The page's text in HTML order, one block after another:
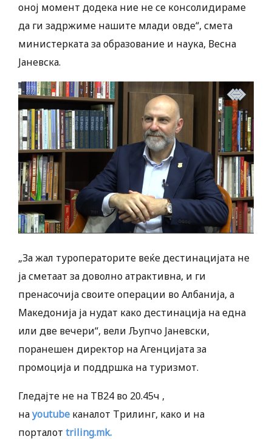
оној момент додека ние не се консолидираме
да ги задржиме нашите млади овде“, смета
министерката за образование и наука, Весна
Јаневска.
„За жал туроператорите веќе дестинацијата не
ја сметаат за доволно атрактивна, и ги
пренасочија своите операции во Албанија, а
Македонија ја нудат како дестинација на една
или две вечери“, вели Љупчо Јаневски,
поранешен директор на Агенцијата за
промоција и поддршка на туризмот.
Гледајте не на ТВ24 во 20.45ч ,
наyoutube каналот Трилинг, како и на
порталот triling.mk.